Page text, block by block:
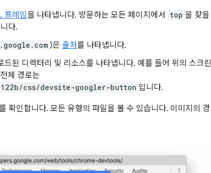
프레임을 나타냅니다. 방문하는 모든 페이지에서 top 을 찾을
다.
)은 출처를 나타냅니다.
된 디렉터리 및 리소스를 나타냅니다. 예를 들어 위의 스크린
체 경로는
css/devsite-googler-button 입니다.
확인합니다. 모든 유형의 파일을 볼 수 있습니다. 이미지의 경